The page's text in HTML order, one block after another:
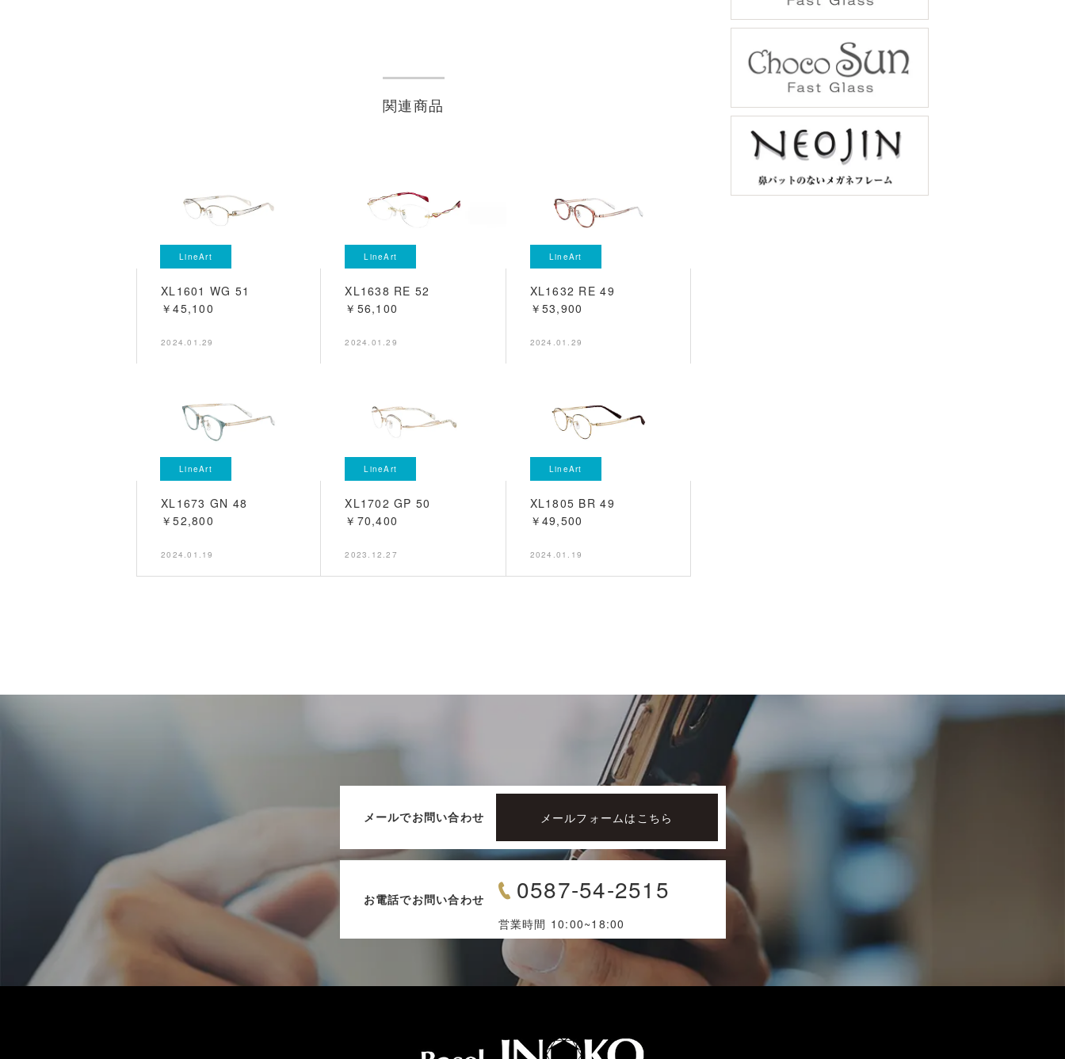
関連商品
LineArt
XL1601 WG 51
￥45,100
2024.01.29
LineArt
XL1638 RE 52
￥56,100
2024.01.29
LineArt
XL1632 RE 49
￥53,900
2024.01.29
LineArt
XL1673 GN 48
￥52,800
2024.01.19
LineArt
XL1702 GP 50
￥70,400
2023.12.27
LineArt
XL1805 BR 49
￥49,500
2024.01.19
メールでお問い合わせ メールフォームはこちら
お電話でお問い合わせ 0587-54-2515
営業時間 10:00~18:00